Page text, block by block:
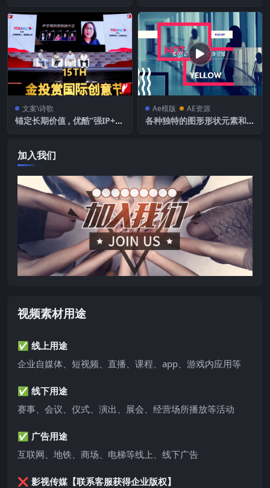
文案\诗歌
锚定长期价值 , 优酷”强IP+全
Ae模版 AE资源
各种独特的图形形状元素和时
加入我们
视频素材用途
✅ 线上用途
企业自媒体、短视频、直播、课程、app、游戏内应用等
✅ 线下用途
赛事、会议、仪式、演出、展会、经营场所播放等活动
✅ 广告用途
互联网、地铁、商场、电梯等线上、线下广告
❌ 影视传媒【联系客服获得企业版权】